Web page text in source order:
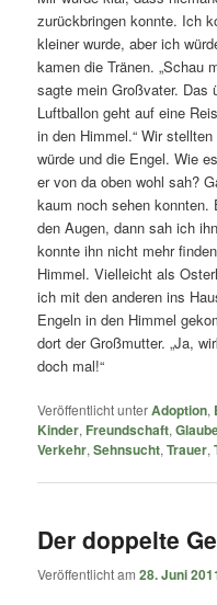
zurückbringen konnte. Ich
kleiner wurde, aber ich
kamen die Tränen. „Schau
sagte mein Großvater. Das
Luftballon geht auf eine
in den Himmel.“ Wir
würde und die Engel. Wie
er von da oben wohl sah?
kaum noch sehen konnten.
den Augen, dann sah ich
konnte ihn nicht mehr
Himmel. Vielleicht als
ich mit den anderen ins
Engeln in den Himmel
dort der Großmutter. „Ja,
doch mal!“
Veröffentlicht unterAdoption,
Kinder, Freundschaft,
Verkehr,Sehnsucht,Trauer,
Der doppelte
Veröffentlicht am28. Juni